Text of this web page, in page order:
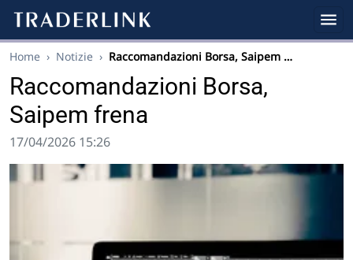
Home › Notizie › Raccomandazioni Borsa, Saipem …
Raccomandazioni Borsa,
Saipem frena
17/04/2026 15:26